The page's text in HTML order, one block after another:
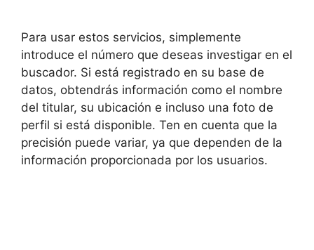
Para usar estos servicios, simplemente
introduce el número que deseas investigar en el
buscador. Si está registrado en su base de
datos, obtendrás información como el nombre
del titular, su ubicación e incluso una foto de
perfil si está disponible. Ten en cuenta que la
precisión puede variar, ya que dependen de la
información proporcionada por los usuarios.